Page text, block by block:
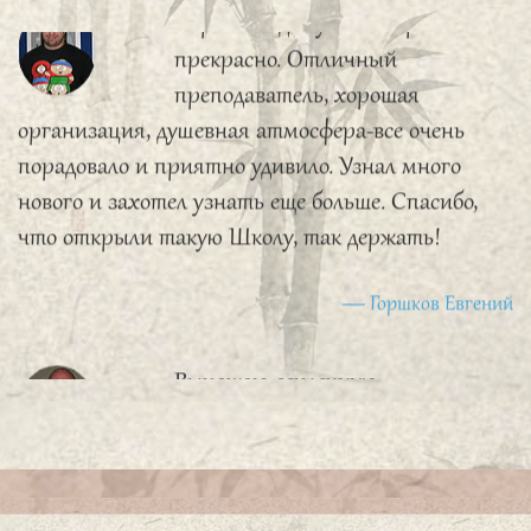
Первый год обучения прошел
прекрасно. Отличный
преподаватель, хорошая
организация, душевная атмосфера-все очень
порадовало и приятно удивило. Узнал много
нового и захотел узнать еще больше. Спасибо,
что открыли такую Школу, так держать!
Горшков Евгений
Выражаю сердечную
признательность профессору
Бай Вэньчану и всему коллективу
«Школы Конфуция» РГППУ за предоставление